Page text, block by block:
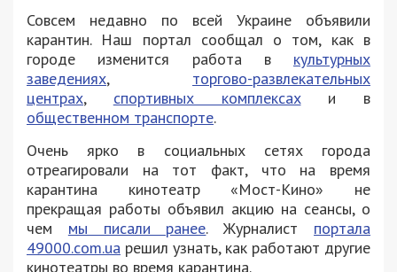
Совсем недавно по всей Украине объявили
карантин. Наш портал сообщал о том, как в
городе изменится работа в культурных
заведениях, торгово-развлекательных
центрах, спортивных комплексахи в
общественном транспорте.
Очень ярко в социальных сетях города
отреагировали на тот факт, что на время
карантина кинотеатр «Мост-Кино» не
прекращая работы объявил акцию на сеансы, о
чем мы писали ранее. Журналист портала
49000.com.ua решил узнать, как работают другие
кинотеатры во время карантина.